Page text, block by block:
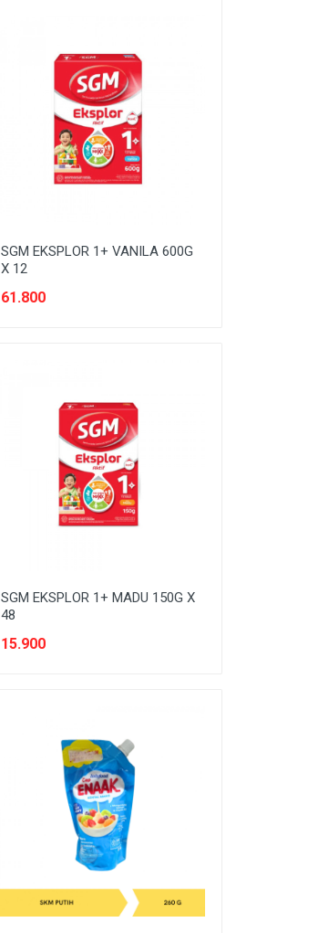
SGM EKSPLOR 1+ VANILA 600G
X 12
61.800
SGM EKSPLOR 1+ MADU 150G X
48
15.900